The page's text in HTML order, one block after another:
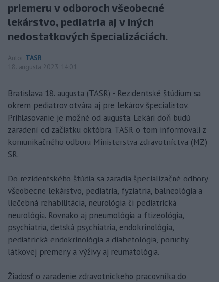
priemeru v odboroch všeobecné
lekárstvo, pediatria aj v iných
nedostatkových špecializáciách.
Autor TASR
18. augusta 2023 14:01
Bratislava 18. augusta (TASR) - Rezidentské štúdium sa
okrem pediatrov otvára aj pre lekárov špecialistov.
Prihlasovanie je možné od augusta. Lekári doň budú
zaradení od začiatku októbra. TASR o tom informovali z
komunikačného odboru Ministerstva zdravotníctva (MZ)
SR.
Do rezidentského štúdia sa zaradia špecializačné odbory
všeobecné lekárstvo, pediatria, fyziatria, balneológia a
liečebná rehabilitácia, neurológia či pediatrická
neurológia. Rovnako aj pneumológia a ftizeológia,
psychiatria, detská psychiatria, endokrinológia,
pediatrická endokrinológia a diabetológia, poruchy
látkovej premeny a výživy aj reumatológia.
Žiadosť o zaradenie zdravotníckeho pracovníka do